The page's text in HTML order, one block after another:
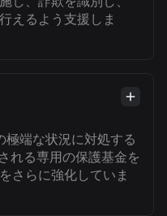
えるよう支援しま
極端な状況に対処する
れる専用の保護基金を
さらに強化していま